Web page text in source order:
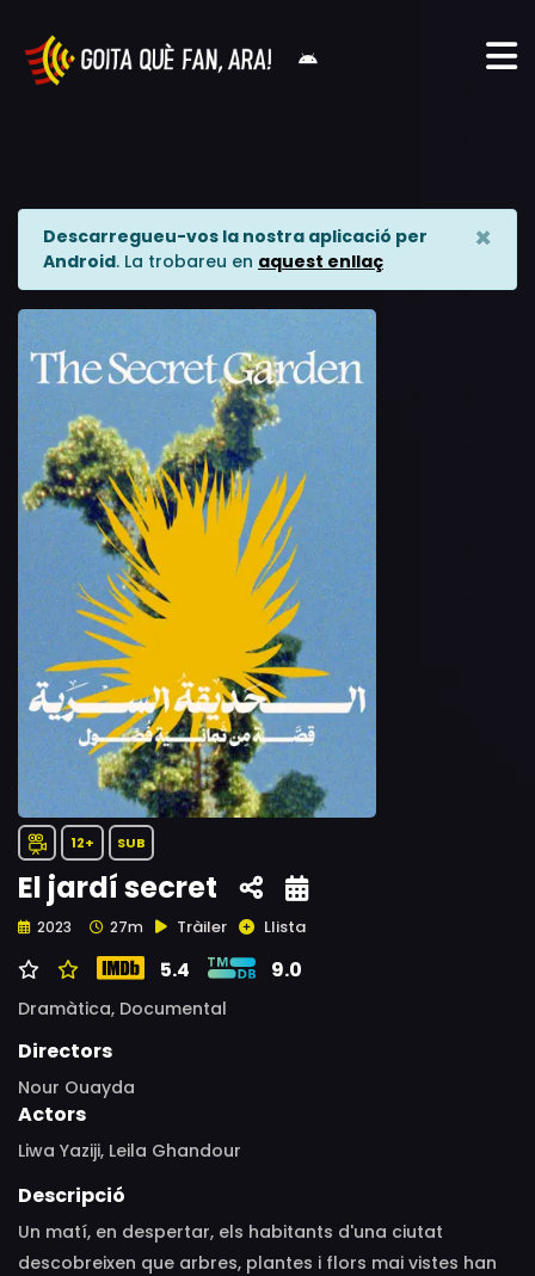
Descarregueu-vos la nostra aplicació per
Android. La trobareu en aquest enllaç
×
12+ SUB
El jardí secret
2023 27m Tràiler Llista
5.4 9.0
Dramàtica, Documental
Directors
Nour Ouayda
Actors
Liwa Yaziji, Leila Ghandour
Descripció
Un matí, en despertar, els habitants d'una ciutat
descobreixen que arbres, plantes i flors mai vistes han